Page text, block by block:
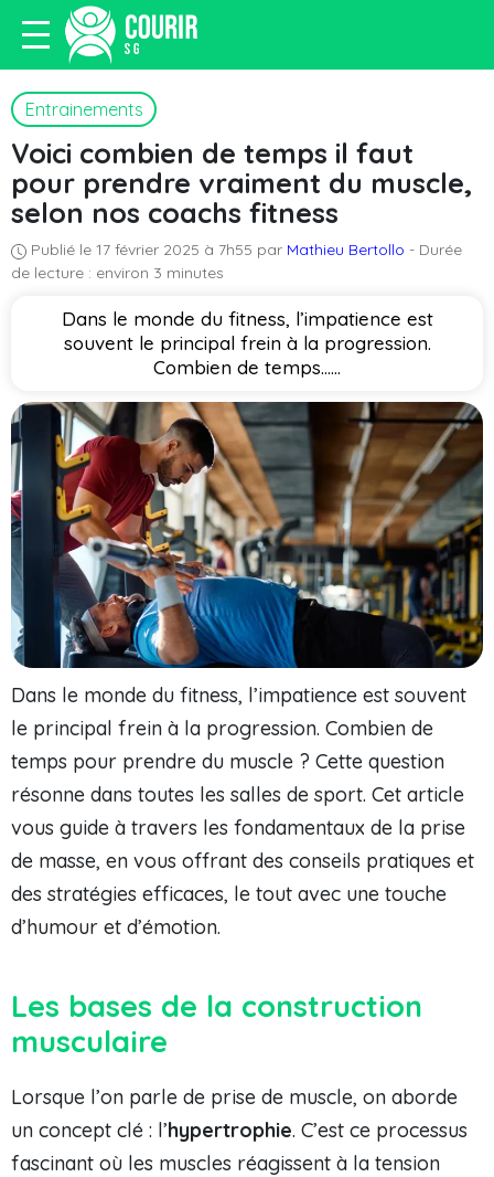
Entrainements
Voici combien de temps il faut
pour prendre vraiment du muscle,
selon nos coachs fitness
Publié le 17 février 2025 à 7h55 par Mathieu Bertollo - Durée
de lecture : environ 3 minutes
Dans le monde du fitness, l’impatience est
souvent le principal frein à la progression.
Combien de temps…...
Dans le monde du fitness, l’impatience est souvent
le principal frein à la progression. Combien de
temps pour prendre du muscle ? Cette question
résonne dans toutes les salles de sport. Cet article
vous guide à travers les fondamentaux de la prise
de masse, en vous offrant des conseils pratiques et
des stratégies efficaces, le tout avec une touche
d’humour et d’émotion.
Les bases de la construction
musculaire
Lorsque l’on parle de prise de muscle, on aborde
un concept clé : l’hypertrophie. C’est ce processus
fascinant où les muscles réagissent à la tension